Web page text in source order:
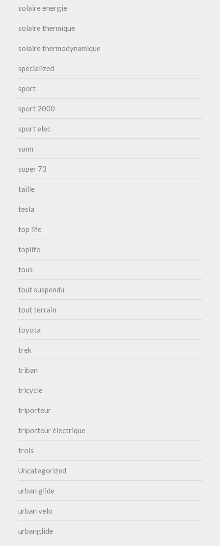
solaire energie
solaire thermique
solaire thermodynamique
specialized
sport
sport 2000
sport elec
sunn
super 73
taille
tesla
top life
toplife
tous
tout suspendu
tout terrain
toyota
trek
triban
tricycle
triporteur
triporteur électrique
trois
Uncategorized
urban glide
urban velo
urbanglide